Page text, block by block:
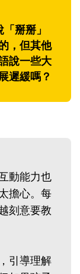
掰掰」
，但其他
說一些大
遲緩嗎？
動能力也
擔心。每
刻意要教
引導理解